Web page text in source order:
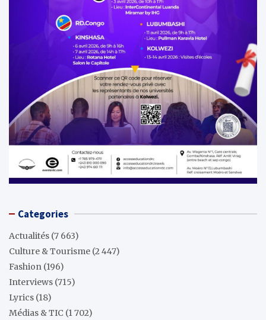
Categories
Actualités (7 663)
Culture & Tourisme (2 447)
Fashion (196)
Interviews (715)
Lyrics (18)
Médias & TIC (1 702)